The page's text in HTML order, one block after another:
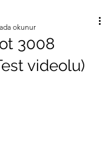
3008
videolu)
okunur